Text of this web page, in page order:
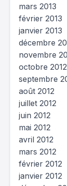
mars 2013
février 2013
janvier 2013
décembre
novembre
octobre 2012
septembre
août 2012
juillet 2012
juin 2012
mai 2012
avril 2012
mars 2012
février 2012
janvier 2012